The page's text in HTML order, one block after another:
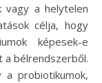
vagy a helytelen
célja, hogy
képesek-e
a bélrendszerből.
a probiotikumok,